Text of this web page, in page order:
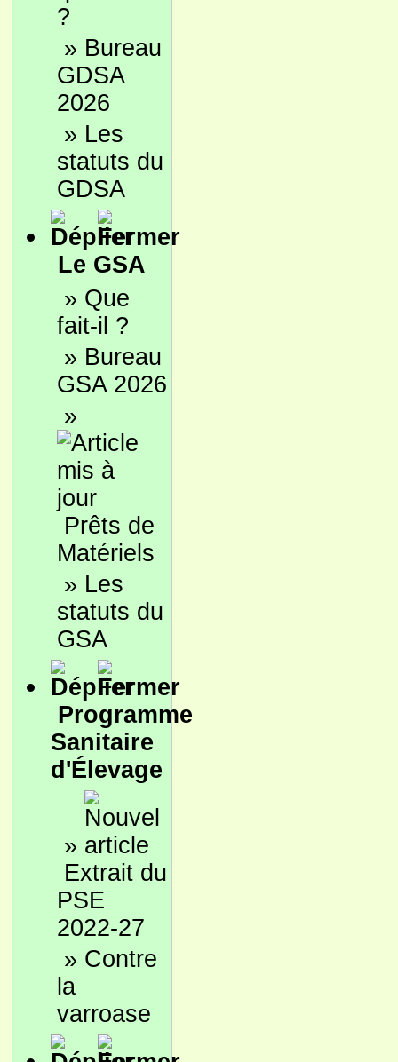
?
» Bureau
GDSA
2026
» Les
statuts du
GDSA
Le GSA
» Que
fait-il ?
» Bureau
GSA 2026
»
Prêts de
Matériels
» Les
statuts du
GSA
Programme
Sanitaire
d'Élevage
»
Extrait du
PSE
2022-27
» Contre
la
varroase